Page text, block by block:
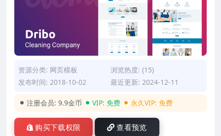
资源分类: 网页模板
浏览热度: (15)
发布时间: 2018-10-02
最近更新: 2024-12-11
注册会员: 9.9金币 VIP: 免费 永久VIP: 免费
购买下载权限 查看预览